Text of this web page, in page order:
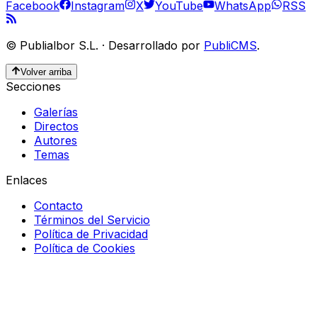
Facebook
Instagram X YouTube WhatsApp RSS
© Publialbor S.L. · Desarrollado por PubliCMS.
Volver arriba
Secciones
Galerías
Directos
Autores
Temas
Enlaces
Contacto
Términos del Servicio
Política de Privacidad
Política de Cookies